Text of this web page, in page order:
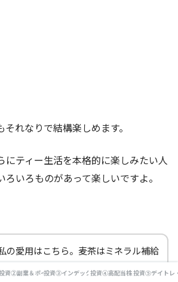
れなりで結構楽しめます。
にティー生活を本格的に楽しみたい人
ろいろものがあって楽しいですよ。
の愛用はこちら。麦茶はミネラル補給
ってもよいのですよ。
資②副業＆ポイ活投資③インデックス投資投資④高配当株投資⑤デイトレ